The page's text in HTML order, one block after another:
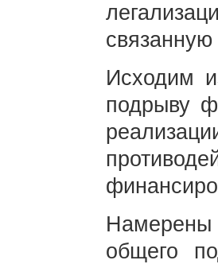
связанную
Исходим
подрыву
Намерены
общего